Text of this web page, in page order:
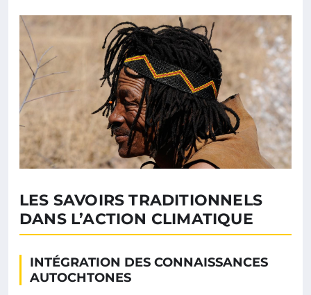
LES SAVOIRS TRADITIONNELS
DANS L’ACTION CLIMATIQUE
INTÉGRATION DES CONNAISSANCES
AUTOCHTONES